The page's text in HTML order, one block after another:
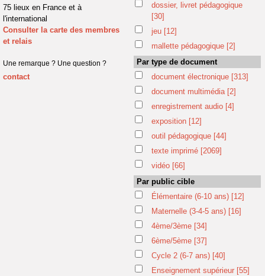
75 lieux en France et à
l'international
Consulter la carte des membres
et relais
Une remarque ? Une question ?
contact
dossier, livret pédagogique
[30]
jeu [12]
mallette pédagogique [2]
Par type de document
document électronique [313]
document multimédia [2]
enregistrement audio [4]
exposition [12]
outil pédagogique [44]
texte imprimé [2069]
vidéo [66]
Par public cible
Élémentaire (6-10 ans) [12]
Maternelle (3-4-5 ans) [16]
4ème/3ème [34]
6ème/5ème [37]
Cycle 2 (6-7 ans) [40]
Enseignement supérieur [55]